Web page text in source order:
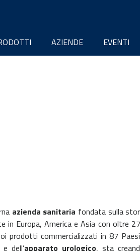
AZIENDE EVENTI
azienda sanitaria fondata sulla
in Europa, America e Asia con oltre
prodotti commercializzati in 87
dell’apparato urologico, sta